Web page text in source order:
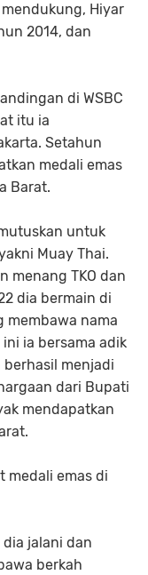
Hiyar
2014, dan
di WSBC
itu ia
Setahun
medali emas
Barat.
untuk
Muay Thai.
menang TKO dan
dia bermain di
membawa nama
ia bersama adik
menjadi
dari Bupati
mendapatkan
medali emas di
jalani dan
berkah